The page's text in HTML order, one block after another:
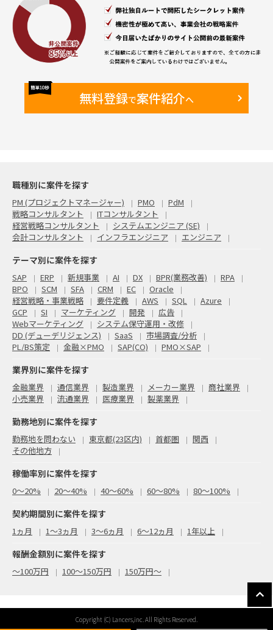
無料登録で案件紹介へ
職種別に案件を探す
PM (プロジェクトマネージャー) PMO
PdM
戦略コンサルタント
ITコンサルタント
経営戦略コンサルタント
システムエンジニア (SE)
会計コンサルタント
インフラエンジニア エンジニア
テーマ別に案件を探す
SAP ERP 新規事業 AI DX BPR(業務改善)
RPA
BPO
SCM SFA CRM EC
Oracle
経営戦略・事業戦略
要件定義 AWS SQL
Azure
GCP
SI マーケティング 開発
広告
Webマーケティング
システム保守運用・改修
DD (デューデリジェンス)
SaaS
市場調査/分析
PL/BS策定
金融×PMO SAP(CO) PMO×SAP
業界別に案件を探す
金融業界 通信業界 製造業界 メーカー業界
商社業界
小売業界
流通業界 医療業界 製薬業界
勤務地別に案件を探す
勤務地を問わない 東京都(23区内) 首都圏
関西
その他地方
稼働率別に案件を探す
0〜20% 20〜40% 40〜60% 60〜80% 80〜100%
契約期間別に案件を探す
1ヵ月 1～3ヵ月 3～6ヵ月 6～12ヵ月 1年以上
報酬金額別に案件を探す
〜100万円 100〜150万円 150万円〜
Copyright (C) Lancers,inc. All Rights Reserved.